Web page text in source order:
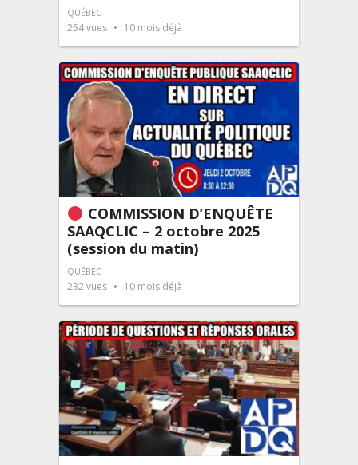
QUÉBEC
254vues 10 mois déjà
COMMISSION D’ENQUÊTE
SAAQCLIC – 2 octobre 2025
(session du matin)
QUÉBEC
232vues 10 mois déjà